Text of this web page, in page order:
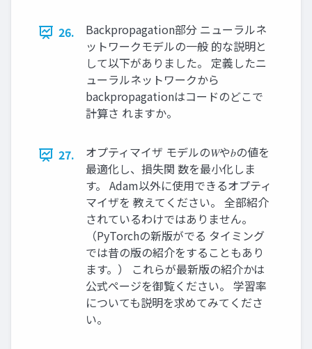
26.
Backpropagation部分 ニューラルネ
ットワークモデルの一般 的な説明と
して以下がありました。 定義したニ
ューラルネットワークから
backpropagationはコードのどこで
計算さ れますか。
27.
オプティマイザ モデルの𝑊や𝑏の値を
最適化し、損失関 数を最小化しま
す。 Adam以外に使用できるオプティ
マイザを 教えてください。 全部紹介
されているわけではありません。
（PyTorchの新版がでる タイミング
では昔の版の紹介をすることもあり
ます。） これらが最新版の紹介かは
公式ページを御覧ください。 学習率
についても説明を求めてみてくださ
い。